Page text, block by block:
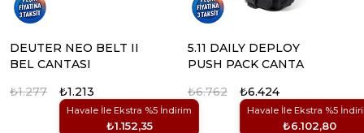
DEUTER NEO BELT II
BEL CANTASI
₺1.213
Havale İle Ekstra %5 İndirim
₺1.152,35
₺1.277
5.11 DAILY DEPLOY
PUSH PACK CANTA
₺6.424
Havale İle Ekstra %5
₺6.102,80
₺6.762